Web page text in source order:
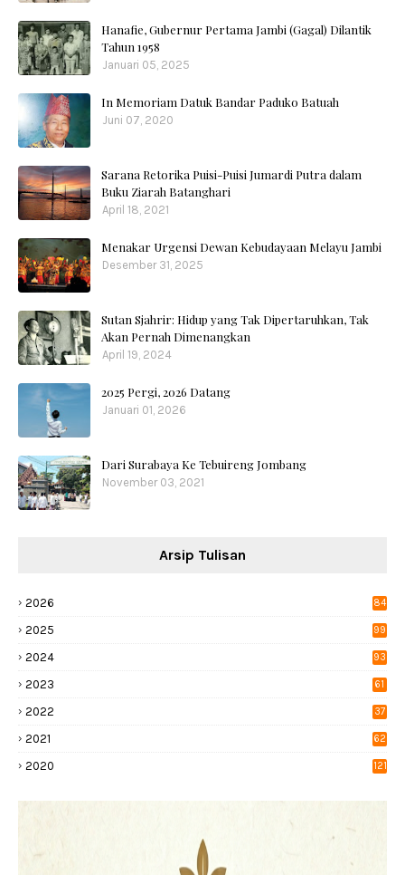
Hanafie, Gubernur Pertama Jambi (Gagal) Dilantik
Tahun 1958
Januari 05, 2025
In Memoriam Datuk Bandar Paduko Batuah
Juni 07, 2020
Sarana Retorika Puisi-Puisi Jumardi Putra dalam
Buku Ziarah Batanghari
April 18, 2021
Menakar Urgensi Dewan Kebudayaan Melayu Jambi
Desember 31, 2025
Sutan Sjahrir: Hidup yang Tak Dipertaruhkan, Tak
Akan Pernah Dimenangkan
April 19, 2024
2025 Pergi, 2026 Datang
Januari 01, 2026
Dari Surabaya Ke Tebuireng Jombang
November 03, 2021
Arsip Tulisan
2026 84
2025 99
2024 93
2023 61
2022 37
2021 62
2020 121